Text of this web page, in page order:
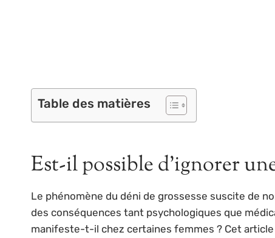
Table des matières
Est-il possible d’ignorer
Le phénomène du déni de grossesse suscite de
des conséquences tant psychologiques que
manifeste-t-il chez certaines femmes ? Cet